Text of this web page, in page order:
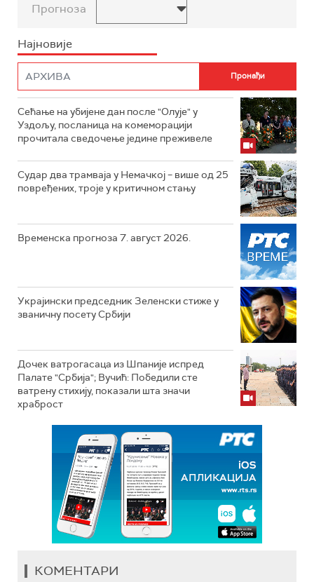
Прогноза
Најновије
Сећање на убијене дан после "Олује" у
Уздољу, посланица на комеморацији
прочитала сведочење једине преживеле
Судар два трамваја у Немачкој – више од 25
повређених, троје у критичном стању
Временска прогноза 7. август 2026.
Украјински председник Зеленски стиже у
званичну посету Србији
Дочек ватрогасаца из Шпаније испред
Палате "Србија"; Вучић: Победили сте
ватрену стихију, показали шта значи
храброст
КОМЕНТАРИ